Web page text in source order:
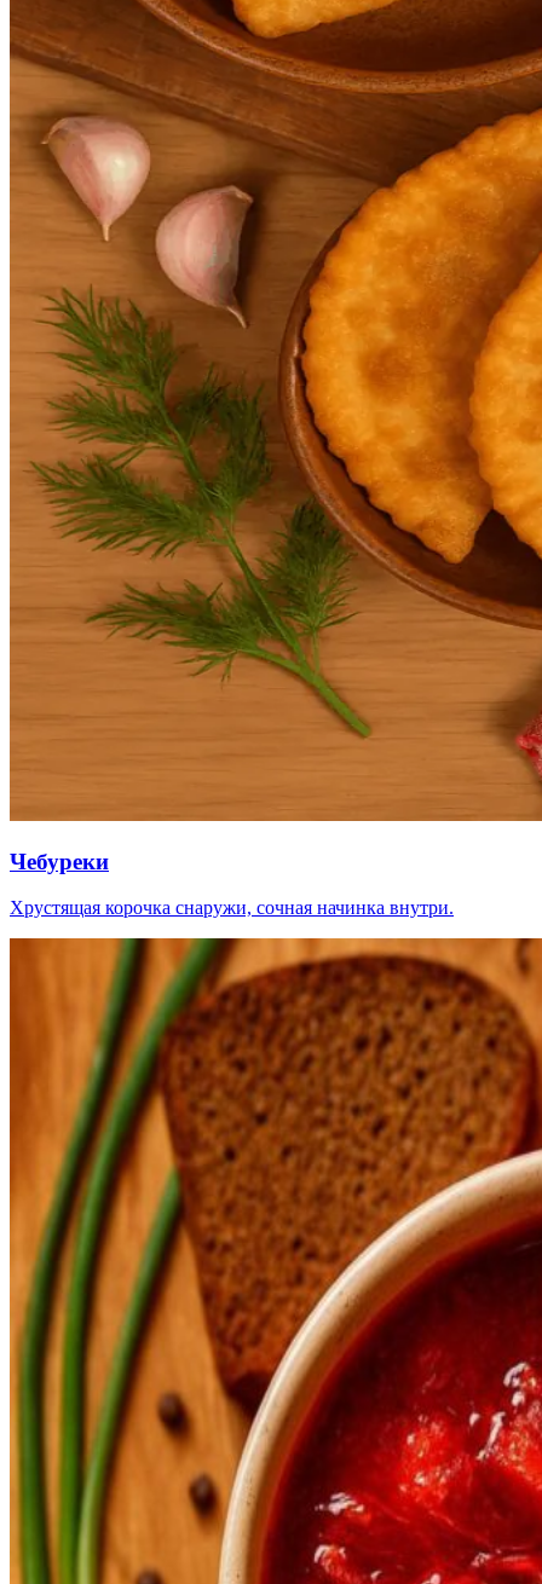
Чебуреки
Хрустящая корочка снаружи, сочная начинка внутри.